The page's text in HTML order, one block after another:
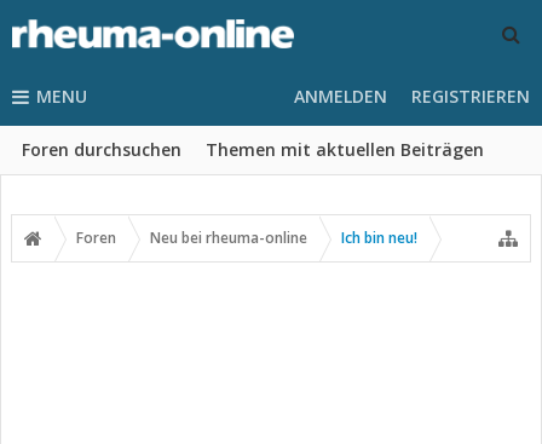
MENU
Foren durchsuchen Themen mit aktuellen Beiträgen
ANMELDEN REGISTRIEREN
Foren Neu bei rheuma-online Ich bin neu!